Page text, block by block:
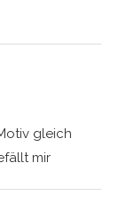
gleich
mir